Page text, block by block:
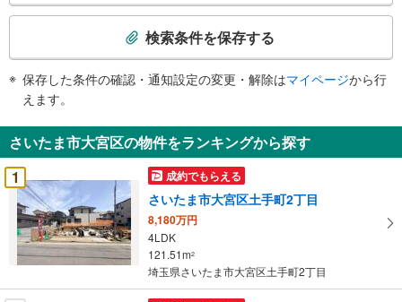
検
知
を
受
け
取
る
・
条
件
検索条件を保存する
保存した条件の確認・通知設定の変更・解除はマイページから行
えます。
さいたま市大宮区の物件をランキングから探す
1
成約でもらえる
さいたま市大宮区土手町2丁目
8,180万円
4LDK
121.51m2
埼玉県さいたま市大宮区土手町2丁目